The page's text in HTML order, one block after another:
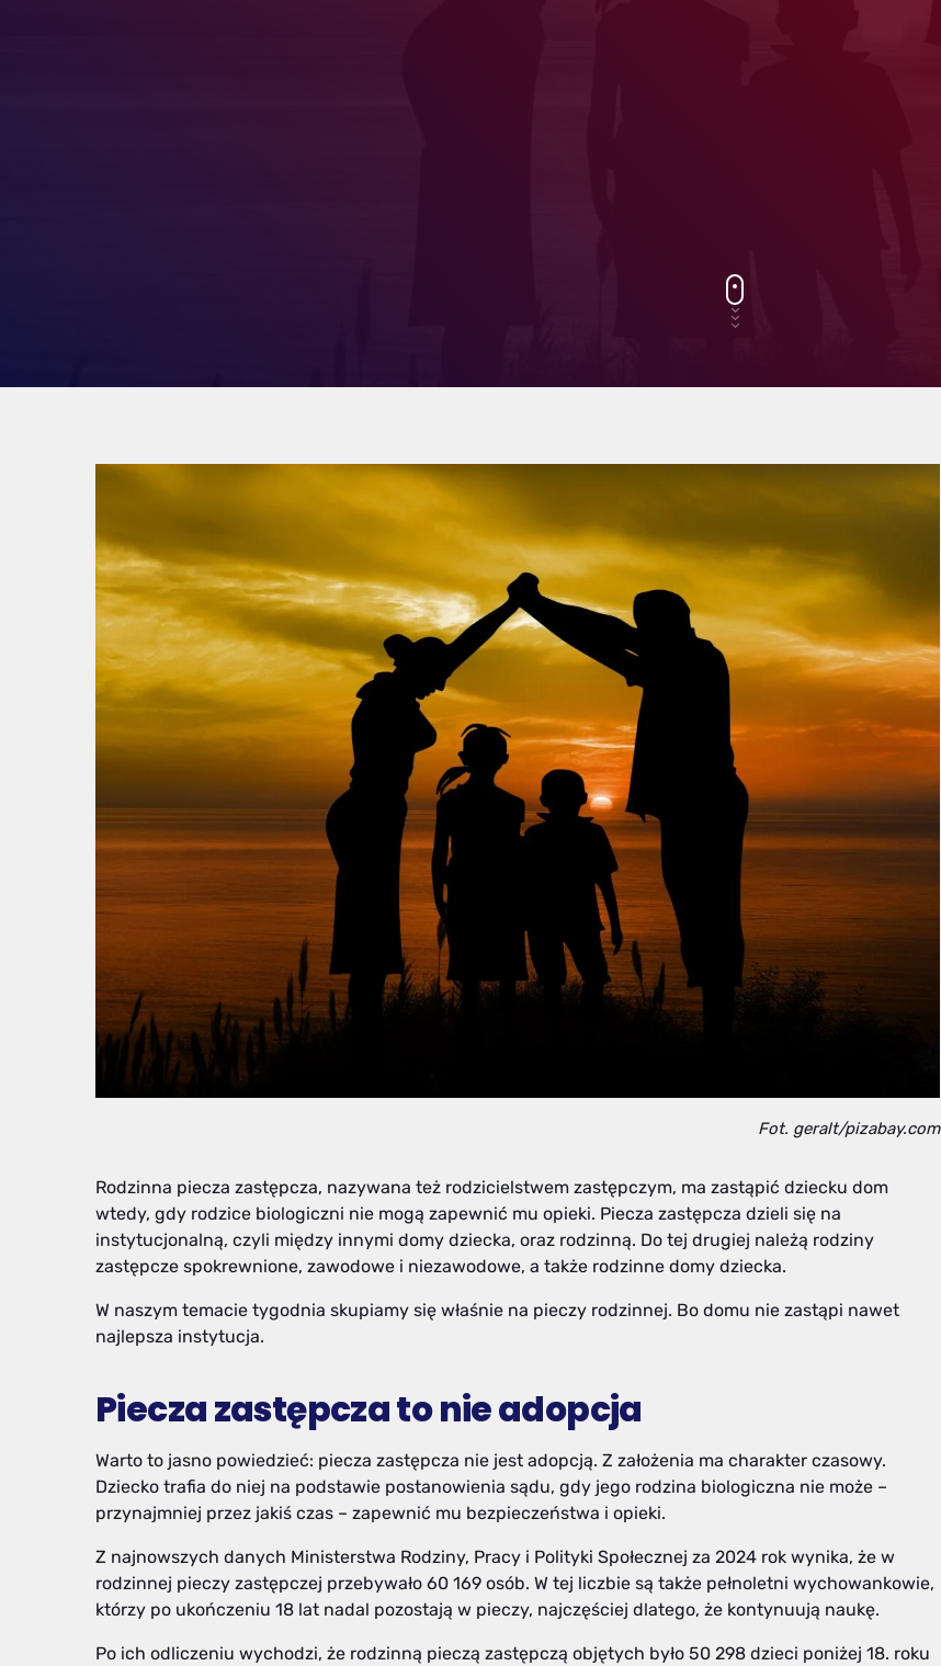
Fot. geralt/pizabay.com
Rodzinna piecza zastępcza, nazywana też rodzicielstwem zastępczym, ma zastąpić dziecku dom
wtedy, gdy rodzice biologiczni nie mogą zapewnić mu opieki. Piecza zastępcza dzieli się na
instytucjonalną, czyli między innymi domy dziecka, oraz rodzinną. Do tej drugiej należą rodziny
zastępcze spokrewnione, zawodowe i niezawodowe, a także rodzinne domy dziecka.
W naszym temacie tygodnia skupiamy się właśnie na pieczy rodzinnej. Bo domu nie zastąpi nawet
najlepsza instytucja.
Piecza zastępcza to nie adopcja
Warto to jasno powiedzieć: piecza zastępcza nie jest adopcją. Z założenia ma charakter czasowy.
Dziecko trafia do niej na podstawie postanowienia sądu, gdy jego rodzina biologiczna nie może –
przynajmniej przez jakiś czas – zapewnić mu bezpieczeństwa i opieki.
Z najnowszych danych Ministerstwa Rodziny, Pracy i Polityki Społecznej za 2024 rok wynika, że w
rodzinnej pieczy zastępczej przebywało 60 169 osób. W tej liczbie są także pełnoletni wychowankowie,
którzy po ukończeniu 18 lat nadal pozostają w pieczy, najczęściej dlatego, że kontynuują naukę.
Po ich odliczeniu wychodzi, że rodzinną pieczą zastępczą objętych było 50 298 dzieci poniżej 18. roku